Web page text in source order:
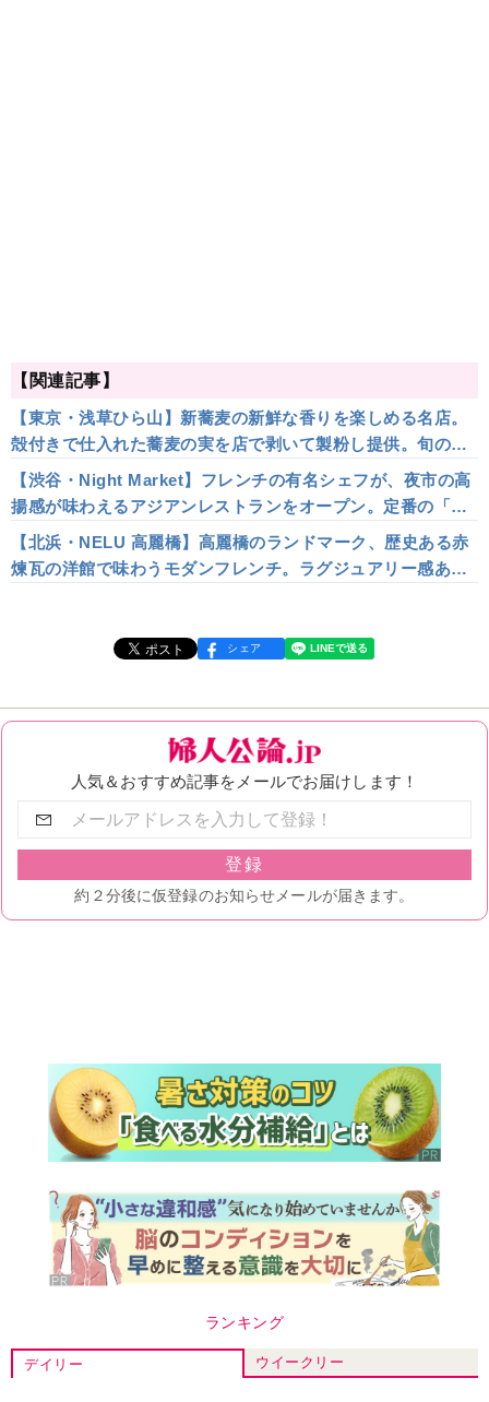
【関連記事】
【東京・浅草ひら山】新蕎麦の新鮮な香りを楽しめる名店。
殻付きで仕入れた蕎麦の実を店で剥いて製粉し提供。旬の素
材を取り入れた、銀座の名割烹仕込みの一品料理も
【渋谷・Night Market】フレンチの有名シェフが、夜市の高
揚感が味わえるアジアンレストランをオープン。定番の「ク
ラシック節のフォー」は内藤シェフ渾身の逸品
【北浜・NELU 高麗橋】高麗橋のランドマーク、歴史ある赤
煉瓦の洋館で味わうモダンフレンチ。ラグジュアリー感あふ
シェア
ランキング
デイリー ウイークリー